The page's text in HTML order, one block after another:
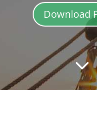
Download
3